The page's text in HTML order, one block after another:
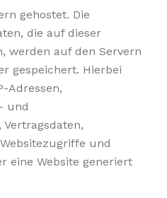
gehostet. Die
die auf dieser
werden auf den Servern
gespeichert. Hierbei
Adressen,
und
und
eine Website generiert